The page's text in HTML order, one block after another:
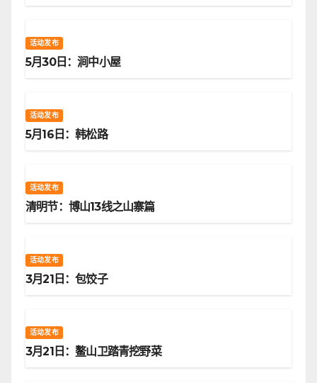
活动发布
5月30日：涧中小屋
活动发布
5月16日：韩松路
活动发布
清明节：博山13线之山寨篇
活动发布
3月21日：包饺子
活动发布
3月21日：鳌山卫踏青挖野菜